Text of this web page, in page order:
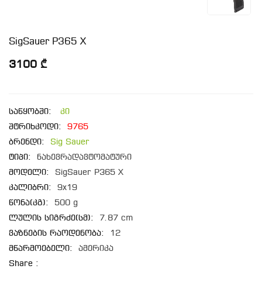
SigSauer P365 X
3100 ₾
საწყობში:
კი
შტრიხკოდი:
9765
ბრენდი:
Sig Sauer
ტიპი:
ნახევრადავტომატური
მოდელი:
SigSauer P365 X
კალიბრი:
9x19
წონა(კგ):
500 g
ლულის სიგრძე(სმ):
7.87 cm
ვაზნების რაოდენობა:
12
მწარმოებელი:
ამერიკა
Share :